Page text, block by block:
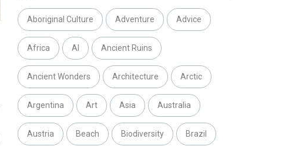
Aboriginal Culture Adventure Advice
Africa AI Ancient Ruins
Ancient Wonders Architecture Arctic
Argentina Art Asia Australia
Austria Beach Biodiversity Brazil